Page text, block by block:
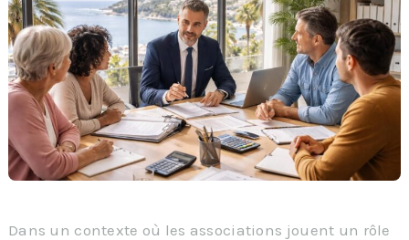
Dans un contexte où les associations jouent un rôle